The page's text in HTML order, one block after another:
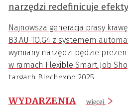
narzędzi redefinicuje
Najnowsza generacja prasy
B3.AU-TO.G4 z systemem
wymiany narzędzi będzie
w ramach Flexible Smart Job
targach Blechexpo 2025.
WYDARZENIA więcej